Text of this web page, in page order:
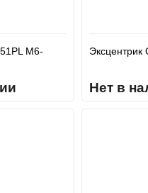
М6-
Нет в